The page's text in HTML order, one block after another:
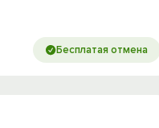
Бесплатая отмена